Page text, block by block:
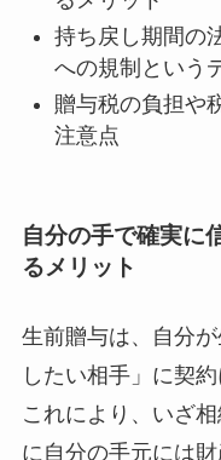
持ち戻し期間の
への規制という
贈与税の負担や
注意点
自分の手で確実に
るメリット
生前贈与は、自分
したい相手」に契
これにより、いざ
に自分の手元には